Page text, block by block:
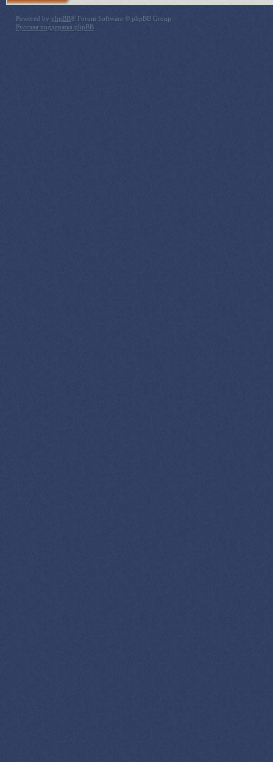
Powered by phpBB® Forum Software © phpBB Group
Русская поддержка phpBB